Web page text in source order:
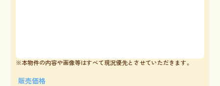
※本物件の内容や画像等はすべて現況優先とさせていただきます。
販売価格